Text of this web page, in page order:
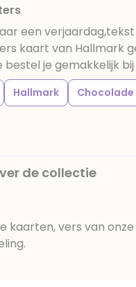
E102, E110, E122:
van kinderen negatief
Chocolade bevat ten
Kan sporen van
Koel en droog bewaren.
een
kaart van Hallmark
je gemakkelijk bij
Hallmark Chocolade
de collectie
kaarten, vers van